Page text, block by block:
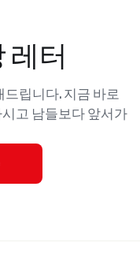
레터
립니다. 지금 바로
고 남들보다 앞서가